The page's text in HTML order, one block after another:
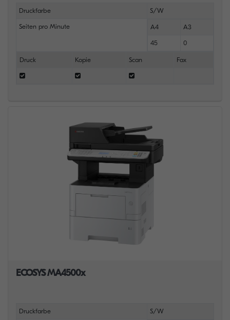
Druckfarbe S/W
Seiten pro Minute A4 A3
45 0
Druck Kopie Scan Fax
ECOSYS MA4500x
Druckfarbe S/W